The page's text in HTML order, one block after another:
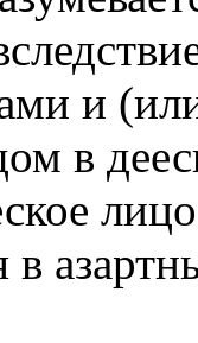
и
в
в